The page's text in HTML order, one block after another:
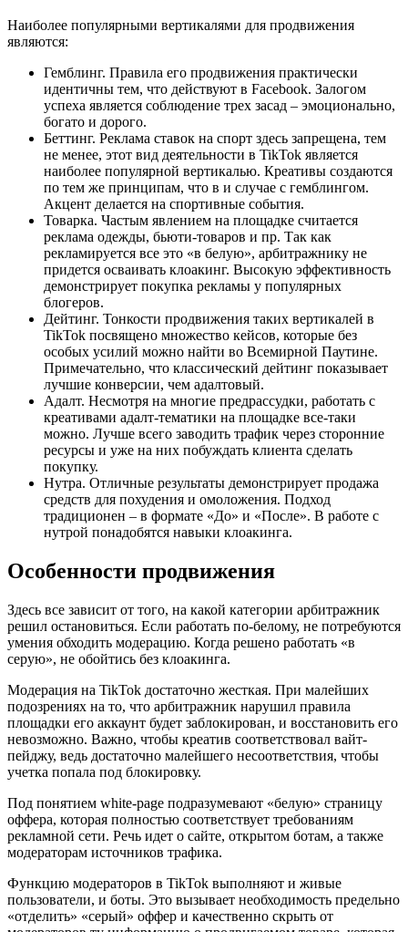
Наиболее популярными вертикалями для продвижения
являются:
Гемблинг. Правила его продвижения практически
идентичны тем, что действуют в Facebook. Залогом
успеха является соблюдение трех засад – эмоционально,
богато и дорого.
Беттинг. Реклама ставок на спорт здесь запрещена, тем
не менее, этот вид деятельности в TikTok является
наиболее популярной вертикалью. Креативы создаются
по тем же принципам, что в и случае с гемблингом.
Акцент делается на спортивные события.
Товарка. Частым явлением на площадке считается
реклама одежды, бьюти-товаров и пр. Так как
рекламируется все это «в белую», арбитражнику не
придется осваивать клоакинг. Высокую эффективность
демонстрирует покупка рекламы у популярных
блогеров.
Дейтинг. Тонкости продвижения таких вертикалей в
TikTok посвящено множество кейсов, которые без
особых усилий можно найти во Всемирной Паутине.
Примечательно, что классический дейтинг показывает
лучшие конверсии, чем адалтовый.
Адалт. Несмотря на многие предрассудки, работать с
креативами адалт-тематики на площадке все-таки
можно. Лучше всего заводить трафик через сторонние
ресурсы и уже на них побуждать клиента сделать
покупку.
Нутра. Отличные результаты демонстрирует продажа
средств для похудения и омоложения. Подход
традиционен – в формате «До» и «После». В работе с
нутрой понадобятся навыки клоакинга.
Особенности продвижения
Здесь все зависит от того, на какой категории арбитражник
решил остановиться. Если работать по-белому, не потребуются
умения обходить модерацию. Когда решено работать «в
серую», не обойтись без клоакинга.
Модерация на TikTok достаточно жесткая. При малейших
подозрениях на то, что арбитражник нарушил правила
площадки его аккаунт будет заблокирован, и восстановить его
невозможно. Важно, чтобы креатив соответствовал вайт-
пейджу, ведь достаточно малейшего несоответствия, чтобы
учетка попала под блокировку.
Под понятием white-page подразумевают «белую» страницу
оффера, которая полностью соответствует требованиям
рекламной сети. Речь идет о сайте, открытом ботам, а также
модераторам источников трафика.
Функцию модераторов в TikTok выполняют и живые
пользователи, и боты. Это вызывает необходимость предельно
«отделить» «серый» оффер и качественно скрыть от